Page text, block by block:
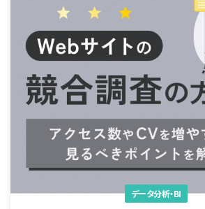
データ分析・BI